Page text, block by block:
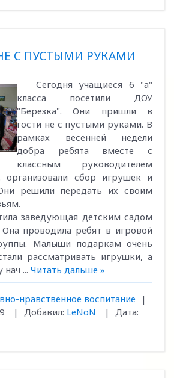
С ПУСТЫМИ РУКАМИ
Сегодня учащиеся 6 "а"
класса посетили ДОУ
"Березка". Они пришли в
гости не с пустыми руками. В
рамках весенней недели
добра ребята вместе с
классным руководителем
сбор игрушек и
решили передать их своим
заведующая детским садом
проводила ребят в игровой
Малыши подаркам очень
рассматривать игрушки, а
нач ... Читать дальше »
нравственное воспитание
|
| Добавил: LeNoN |
Дата: